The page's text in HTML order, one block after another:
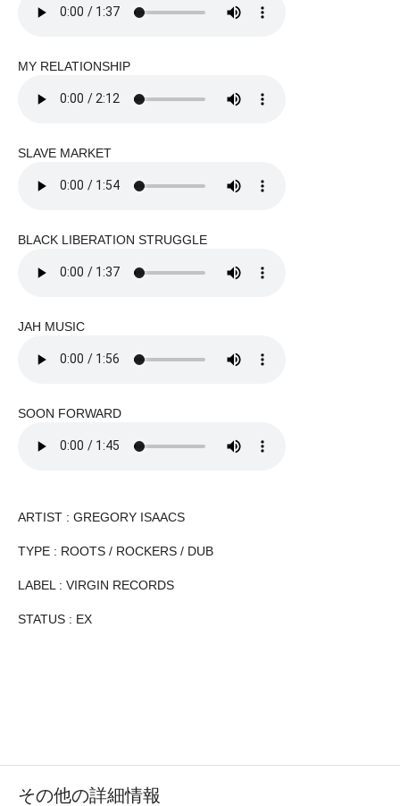
MY RELATIONSHIP
SLAVE MARKET
BLACK LIBERATION STRUGGLE
JAH MUSIC
SOON FORWARD
ARTIST : GREGORY ISAACS
TYPE : ROOTS / ROCKERS / DUB
LABEL : VIRGIN RECORDS
STATUS : EX
その他の詳細情報